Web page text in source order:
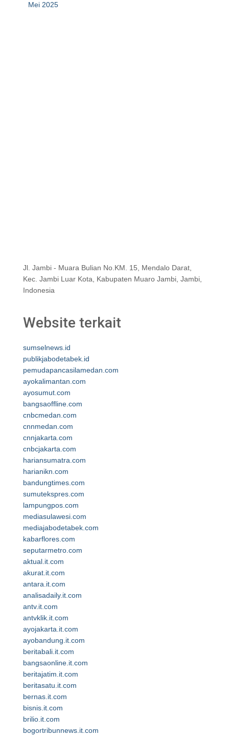
Mei 2025
Jl. Jambi - Muara Bulian No.KM. 15, Mendalo Darat,
Kec. Jambi Luar Kota, Kabupaten Muaro Jambi, Jambi,
Indonesia
Website terkait
sumselnews.id
publikjabodetabek.id
pemudapancasilamedan.com
ayokalimantan.com
ayosumut.com
bangsaoffline.com
cnbcmedan.com
cnnmedan.com
cnnjakarta.com
cnbcjakarta.com
hariansumatra.com
harianikn.com
bandungtimes.com
sumutekspres.com
lampungpos.com
mediasulawesi.com
mediajabodetabek.com
kabarflores.com
seputarmetro.com
aktual.it.com
akurat.it.com
antara.it.com
analisadaily.it.com
antv.it.com
antvklik.it.com
ayojakarta.it.com
ayobandung.it.com
beritabali.it.com
bangsaonline.it.com
beritajatim.it.com
beritasatu.it.com
bernas.it.com
bisnis.it.com
brilio.it.com
bogortribunnews.it.com